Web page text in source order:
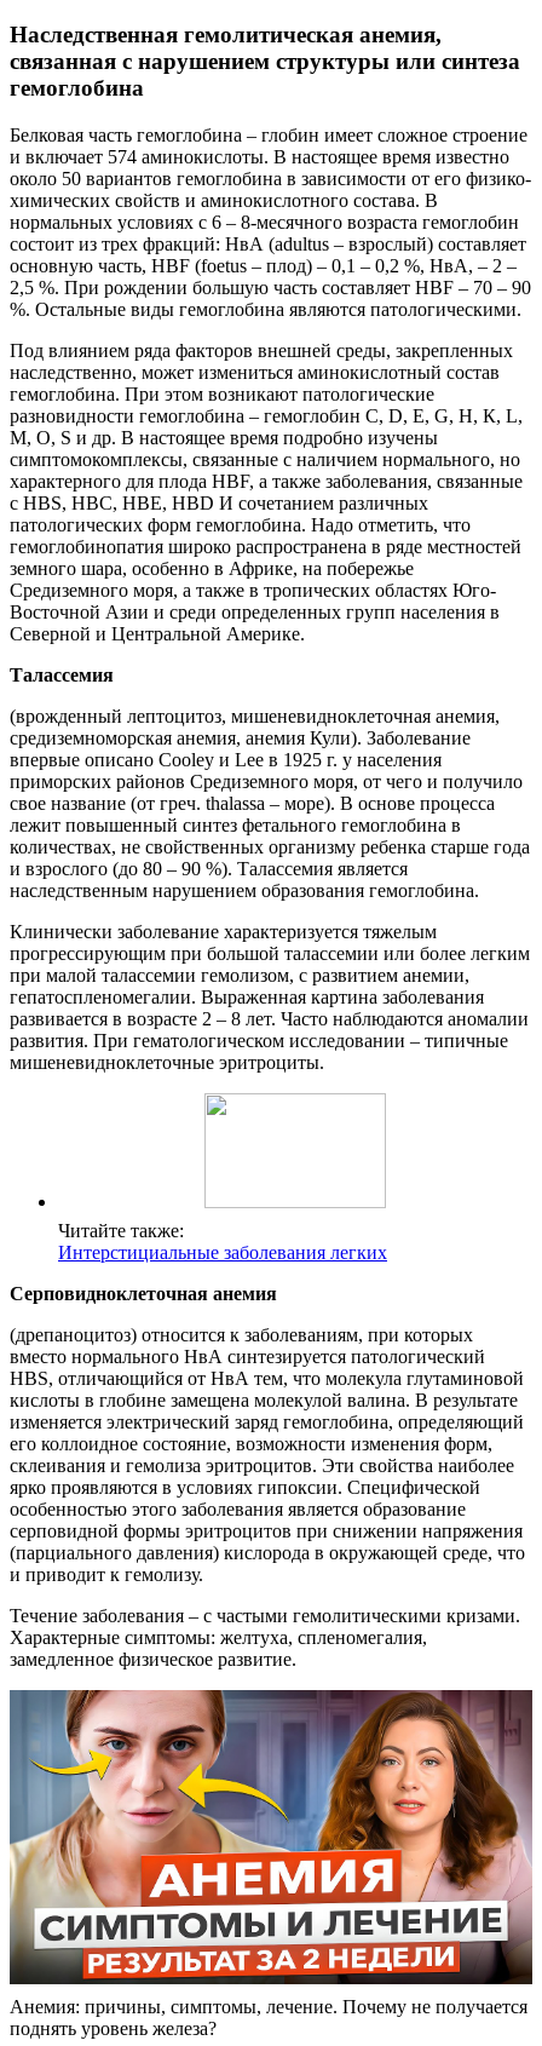
Наследственная гемолитическая анемия,
связанная с нарушением структуры или синтеза
гемоглобина
Белковая часть гемоглобина – глобин имеет сложное строение
и включает 574 аминокислоты. В настоящее время известно
около 50 вариантов гемоглобина в зависимости от его физико-
химических свойств и аминокислотного состава. В
нормальных условиях с 6 – 8-месячного возраста гемоглобин
состоит из трех фракций: НвА (adultus – взрослый) составляет
основную часть, HBF (foetus – плод) – 0,1 – 0,2 %, НвА, – 2 –
2,5 %. При рождении большую часть составляет HBF – 70 – 90
%. Остальные виды гемоглобина являются патологическими.
Под влиянием ряда факторов внешней среды, закрепленных
наследственно, может измениться аминокислотный состав
гемоглобина. При этом возникают патологические
разновидности гемоглобина – гемоглобин С, D, Е, G, Н, К, L,
М, О, S и др. В настоящее время подробно изучены
симптомокомплексы, связанные с наличием нормального, но
характерного для плода HBF, а также заболевания, связанные
с HBS, HBC, HBE, HBD И сочетанием различных
патологических форм гемоглобина. Надо отметить, что
гемоглобинопатия широко распространена в ряде местностей
земного шара, особенно в Африке, на побережье
Средиземного моря, а также в тропических областях Юго-
Восточной Азии и среди определенных групп населения в
Северной и Центральной Америке.
Талассемия
(врожденный лептоцитоз, мишеневидноклеточная анемия,
средиземноморская анемия, анемия Кули). Заболевание
впервые описано Cooley и Lee в 1925 г. у населения
приморских районов Средиземного моря, от чего и получило
свое название (от греч. thalassa – море). В основе процесса
лежит повышенный синтез фетального гемоглобина в
количествах, не свойственных организму ребенка старше года
и взрослого (до 80 – 90 %). Талассемия является
наследственным нарушением образования гемоглобина.
Клинически заболевание характеризуется тяжелым
прогрессирующим при большой талассемии или более легким
при малой талассемии гемолизом, с развитием анемии,
гепатоспленомегалии. Выраженная картина заболевания
развивается в возрасте 2 – 8 лет. Часто наблюдаются аномалии
развития. При гематологическом исследовании – типичные
мишеневидноклеточные эритроциты.
Читайте также:
Интерстициальные заболевания легких
Серповидноклеточная анемия
(дрепаноцитоз) относится к заболеваниям, при которых
вместо нормального НвА синтезируется патологический
HBS, отличающийся от НвА тем, что молекула глутаминовой
кислоты в глобине замещена молекулой валина. В результате
изменяется электрический заряд гемоглобина, определяющий
его коллоидное состояние, возможности изменения форм,
склеивания и гемолиза эритроцитов. Эти свойства наиболее
ярко проявляются в условиях гипоксии. Специфической
особенностью этого заболевания является образование
серповидной формы эритроцитов при снижении напряжения
(парциального давления) кислорода в окружающей среде, что
и приводит к гемолизу.
Течение заболевания – с частыми гемолитическими кризами.
Характерные симптомы: желтуха, спленомегалия,
замедленное физическое развитие.
Анемия: причины, симптомы, лечение. Почему не получается
поднять уровень железа?